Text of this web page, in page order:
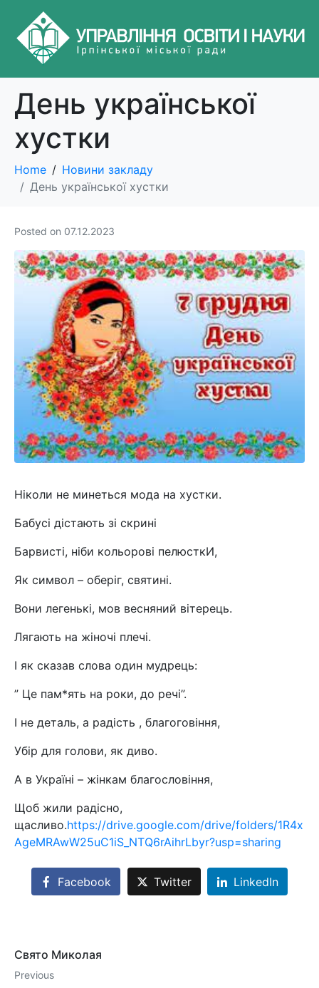
День української
хустки
Home
Новини закладу
День української хустки
Posted on 07.12.2023
Ніколи не минеться мода на хустки.
Бабусі дістають зі скрині
Барвисті, ніби кольорові пелюсткИ,
Як символ – оберіг, святині.
Вони легенькі, мов весняний вітерець.
Лягають на жіночі плечі.
І як сказав слова один мудрець:
” Це пам*ять на роки, до речі”.
І не деталь, а радість , благоговіння,
Убір для голови, як диво.
А в Україні – жінкам благословіння,
Щоб жили радісно,
щасливо.https://drive.google.com/drive/folders/1R4x
AgeMRAwW25uC1iS_NTQ6rAihrLbyr?usp=sharing
Facebook Twitter LinkedIn
Свято Миколая
Previous